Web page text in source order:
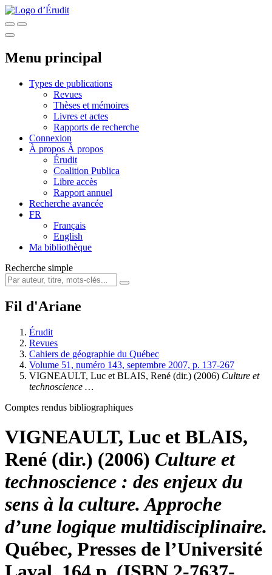
Menu principal
Types de publications
Revues
Thèses et mémoires
Livres et actes
Rapports de recherche
Connexion
À propos À propos
Érudit
Coalition Publica
Libre accès
Rapport annuel
Recherche avancée
FR
Français
English
Ma bibliothèque
Recherche simple
Fil d'Ariane
Érudit
Revues
Cahiers de géographie du Québec
Volume 51, numéro 143, septembre 2007, p. 137-267
VIGNEAULT, Luc et BLAIS, René (dir.) (2006) Culture et
technoscience …
Comptes rendus bibliographiques
VIGNEAULT, Luc et BLAIS,
René (dir.) (2006) Culture et
technoscience : des enjeux du
sens à la culture. Approche
d’une logique multidisciplinaire.
Québec, Presses de l’Université